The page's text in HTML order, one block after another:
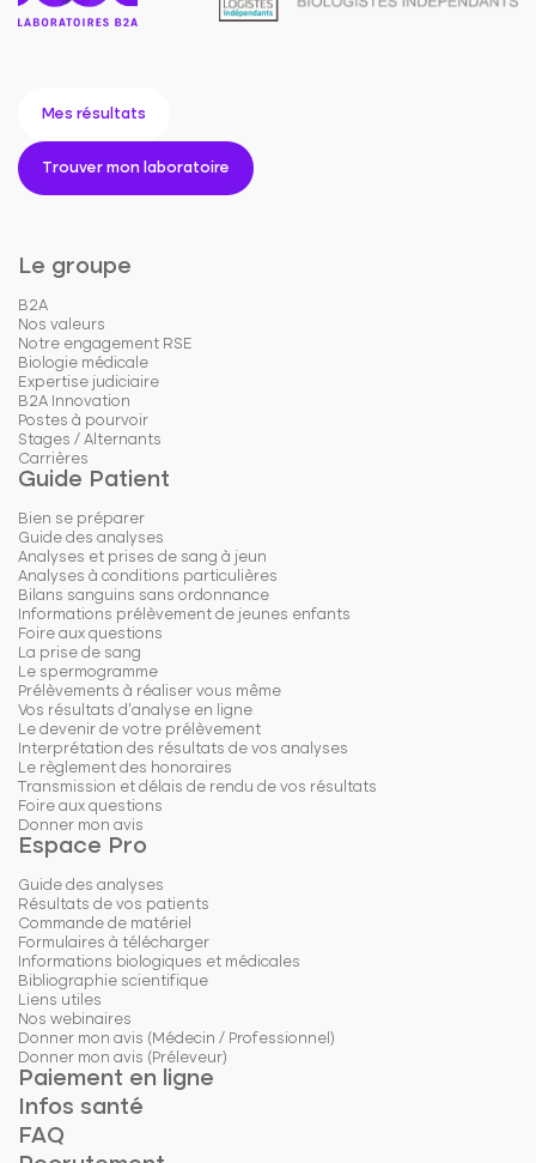
Guide Patient
Bien se préparer
Guide des analyses
Analyses et prises de sang à jeun
Analyses à conditions particulières
Bilans sanguins sans ordonnance
Informations prélèvement de jeunes enfants
Foire aux questions
La prise de sang
Le spermogramme
Prélèvements à réaliser vous même
Vos résultats d'analyse en ligne
Le devenir de votre prélèvement
Interprétation des résultats de vos analyses
Le règlement des honoraires
Transmission et délais de rendu de vos résultats
Foire aux questions
Donner mon avis
Espace Pro
Guide des analyses
Résultats de vos patients
Commande de matériel
Formulaires à télécharger
Informations biologiques et médicales
Bibliographie scientifique
Liens utiles
Nos webinaires
Donner mon avis (Médecin / Professionnel)
Donner mon avis (Préleveur)
Mes résultats
Trouver mon laboratoire
Le groupe
B2A
Nos valeurs
Notre engagement RSE
Biologie médicale
Expertise judiciaire
B2A Innovation
Postes à pourvoir
Stages / Alternants
Carrières
Paiement en ligne
Infos santé
FAQ